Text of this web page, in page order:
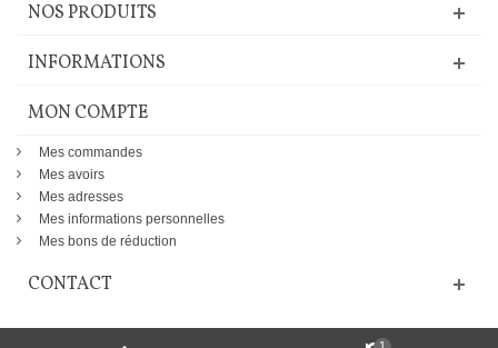
NOS PRODUITS
INFORMATIONS
MON COMPTE
Mes commandes
Mes avoirs
Mes adresses
Mes informations personnelles
Mes bons de réduction
CONTACT